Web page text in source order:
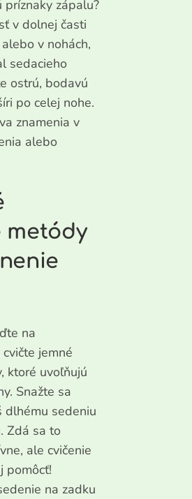
príznaky zápalu?
v dolnej časti
v nohách,
sedacieho
ostrú, bodavú
po celej nohe.
znamenia v
alebo
na
jemné
ktoré uvoľňujú
Snažte sa
dlhému sedeniu
Zdá sa to
ale cvičenie
pomôcť!
na zadku